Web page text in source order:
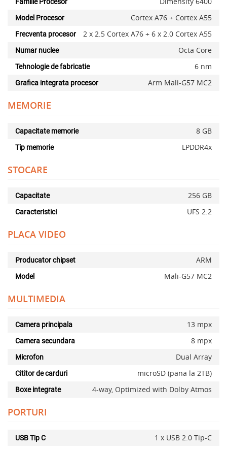
Model Procesor Cortex A76 + Cortex A55
Frecventa procesor 2 x 2.5 Cortex A76 + 6 x 2.0 Cortex A55
Numar nuclee Octa Core
Tehnologie de fabricatie 6 nm
Grafica integrata procesor Arm Mali-G57 MC2
MEMORIE
Capacitate memorie 8 GB
Tip memorie LPDDR4x
STOCARE
Capacitate 256 GB
Caracteristici UFS 2.2
PLACA VIDEO
Producator chipset ARM
Model Mali-G57 MC2
MULTIMEDIA
Camera principala 13 mpx
Camera secundara 8 mpx
Microfon Dual Array
Cititor de carduri microSD (pana la 2TB)
Boxe integrate 4-way, Optimized with Dolby Atmos
PORTURI
USB Tip C
1 x USB 2.0 Tip-C
x